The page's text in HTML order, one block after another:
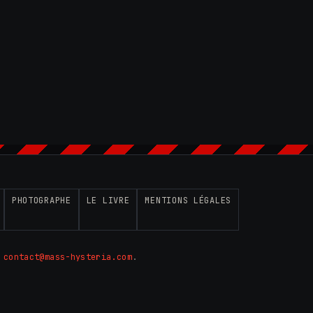
PHOTOGRAPHE LE LIVRE MENTIONS LÉGALES
contact@mass-hysteria.com.